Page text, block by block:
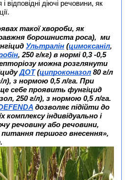
відповідні діючі речовини, як
такої хвороби, як
борошниста роса), ми
Ультралін (цимоксаніл,
, 250 г/кг) в нормі 0,3 -0,5
можна розглянути
ДОТ(ципроконазол 80 г/л
л), з нормою 0,5 л/га. При
себе проявить фунгіцид
250 г/л), з нормою 0,5 л/га.
дозволяє підійти до
комплексу індивідуально і
речовину або речовини,
першого внесення»,